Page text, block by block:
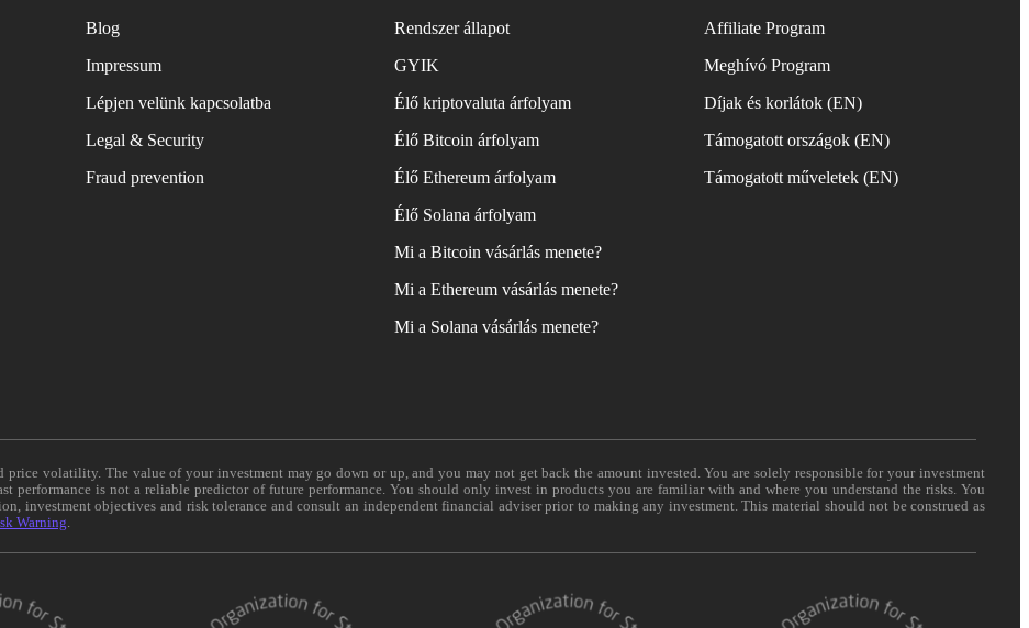
Blog
Impressum
Lépjen velünk kapcsolatba
Legal & Security
Fraud prevention
Rendszer állapot
GYIK
Élő kriptovaluta árfolyam
Élő Bitcoin árfolyam
Élő Ethereum árfolyam
Élő Solana árfolyam
Mi a Bitcoin vásárlás menete?
Mi a Ethereum vásárlás menete?
Mi a Solana vásárlás menete?
Affiliate Program
Meghívó Program
Díjak és korlátok (EN)
Támogatott országok (EN)
Támogatott műveletek (EN)
volatility. The value of your investment may go down or up, and you may not get back the amount invested. You are solely responsible for your investment
performance is not a reliable predictor of future performance. You should only invest in products you are familiar with and where you understand the risks. You
investment objectives and risk tolerance and consult an independent financial adviser prior to making any investment. This material should not be construed as
Warning